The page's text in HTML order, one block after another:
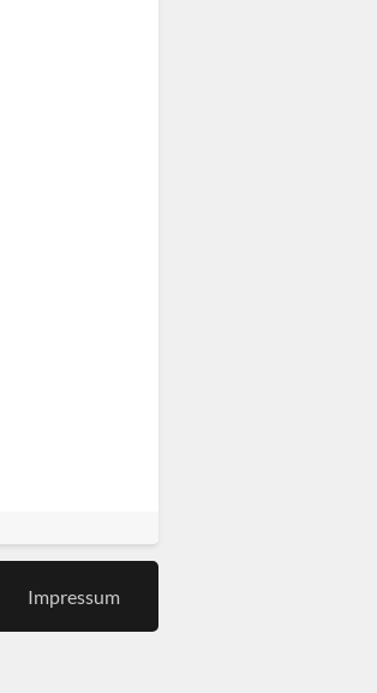
Impressum